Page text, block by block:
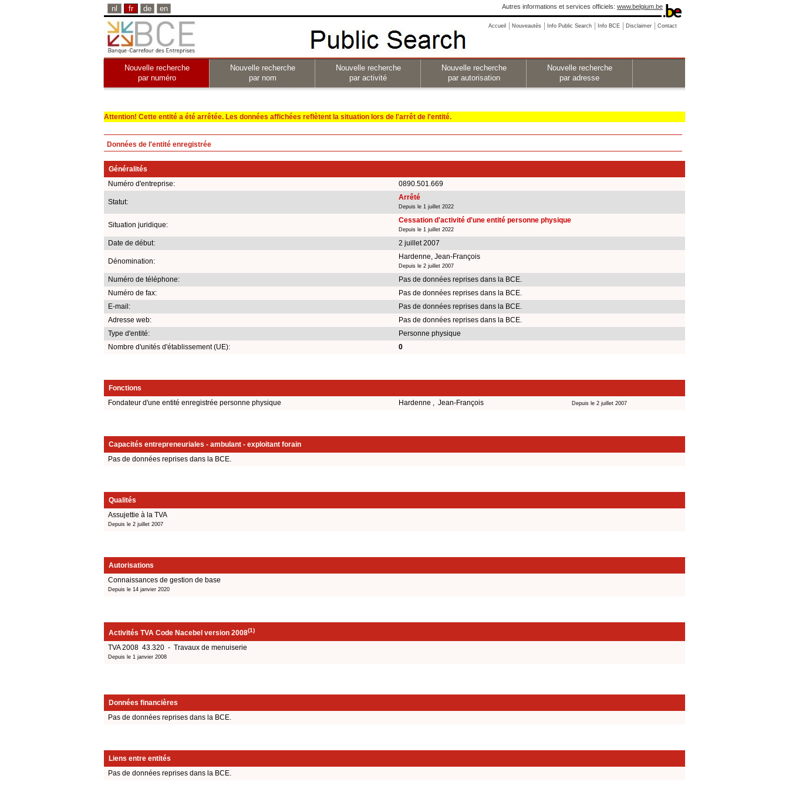
nl fr de en Autres informations et services officiels: www.belgium.be
Accueil Nouveautés Info Public Search Info BCE Disclaimer Contact
Nouvelle recherche
par numéro
Nouvelle recherche
par nom
Nouvelle recherche
par activité
Nouvelle recherche
par autorisation
Nouvelle recherche
par adresse
Attention! Cette entité a été arrêtée. Les données affichées reflètent la situation lors de l'arrêt de l'entité.
Données de l'entité enregistrée
Généralités
Numéro d'entreprise:
0890.501.669
Statut:
Arrêté
Depuis le 1 juillet 2022
Situation juridique:
Cessation d'activité d'une entité personne physique
Depuis le 1 juillet 2022
Date de début: 2 juillet 2007
Dénomination:
Hardenne, Jean-François
Depuis le 2 juillet 2007
Numéro de téléphone:
Pas de données reprises dans la BCE.
Numéro de fax:
Pas de données reprises dans la BCE.
E-mail:
Pas de données reprises dans la BCE.
Adresse web:
Pas de données reprises dans la BCE.
Type d'entité:
Personne physique
Nombre d'unités d'établissement (UE):
0
Fonctions
Fondateur d'une entité enregistrée personne physique
Hardenne , Jean-François Depuis le 2 juillet 2007
Capacités entrepreneuriales - ambulant - exploitant forain
Pas de données reprises dans la BCE.
Qualités
Assujettie à la TVA
Depuis le 2 juillet 2007
Autorisations
Connaissances de gestion de base
Depuis le 14 janvier 2020
Activités TVA Code Nacebel version 2008(1)
TVA 2008 43.320 - Travaux de menuiserie
Depuis le 1 janvier 2008
Données financières
Pas de données reprises dans la BCE.
Liens entre entités
Pas de données reprises dans la BCE.